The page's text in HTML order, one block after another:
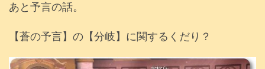
あと予言の話。
【蒼の予言】の【分岐】に関するくだり？